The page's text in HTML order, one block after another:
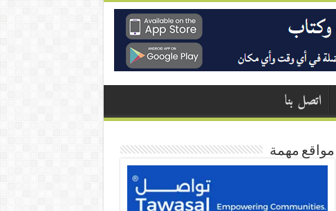
اتصل بنا
مواقع مهمة